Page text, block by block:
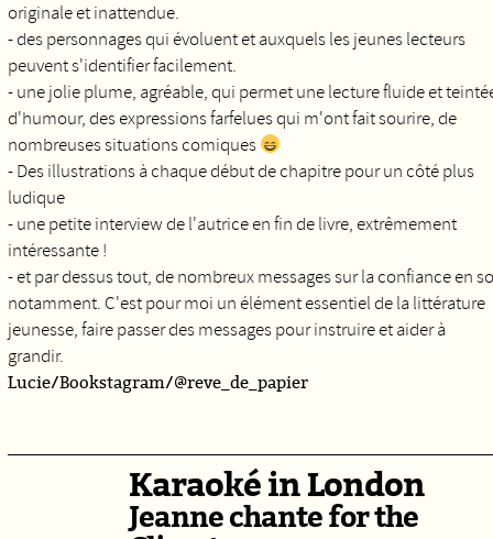
originale et inattendue.
- des personnages qui évoluent et auxquels les jeunes lecteurs
peuvent s'identifier facilement.
- une jolie plume, agréable, qui permet une lecture fluide et
d'humour, des expressions farfelues qui m'ont fait sourire, de
nombreuses situations comiques
- Des illustrations à chaque début de chapitre pour un côté plus
ludique
- une petite interview de l'autrice en fin de livre, extrêmement
intéressante !
- et par dessus tout, de nombreux messages sur la confiance en
notamment. C'est pour moi un élément essentiel de la littérature
jeunesse, faire passer des messages pour instruire et aider à
grandir.
Lucie/Bookstagram/@reve_de_papier
Karaoké in London
Jeanne chante for the